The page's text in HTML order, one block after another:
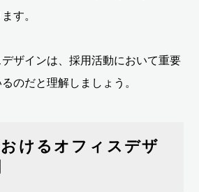
す。
ザインは、採用活動において重要
のだと理解しましょう。
けるオフィスデザ